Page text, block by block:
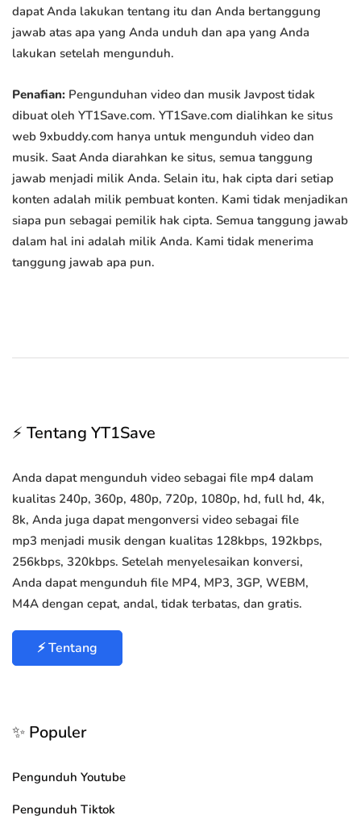
dapat Anda lakukan tentang itu dan Anda bertanggung
jawab atas apa yang Anda unduh dan apa yang Anda
lakukan setelah mengunduh.
Penafian: Pengunduhan video dan musik Javpost tidak
dibuat oleh YT1Save.com. YT1Save.com dialihkan ke situs
web 9xbuddy.com hanya untuk mengunduh video dan
musik. Saat Anda diarahkan ke situs, semua tanggung
jawab menjadi milik Anda. Selain itu, hak cipta dari setiap
konten adalah milik pembuat konten. Kami tidak menjadikan
siapa pun sebagai pemilik hak cipta. Semua tanggung jawab
dalam hal ini adalah milik Anda. Kami tidak menerima
tanggung jawab apa pun.
⚡ Tentang YT1Save
Anda dapat mengunduh video sebagai file mp4 dalam
kualitas 240p, 360p, 480p, 720p, 1080p, hd, full hd, 4k,
8k, Anda juga dapat mengonversi video sebagai file
mp3 menjadi musik dengan kualitas 128kbps, 192kbps,
256kbps, 320kbps. Setelah menyelesaikan konversi,
Anda dapat mengunduh file MP4, MP3, 3GP, WEBM,
M4A dengan cepat, andal, tidak terbatas, dan gratis.
⚡ Tentang
✨ Populer
Pengunduh Youtube
Pengunduh Tiktok